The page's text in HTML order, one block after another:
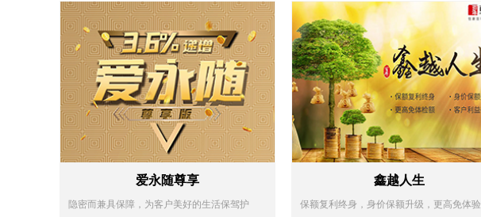
爱永随尊享
隐密而兼具保障，为客户美好的生活保驾护
鑫越人生
保额复利终身，身价保额升级，更高免体验